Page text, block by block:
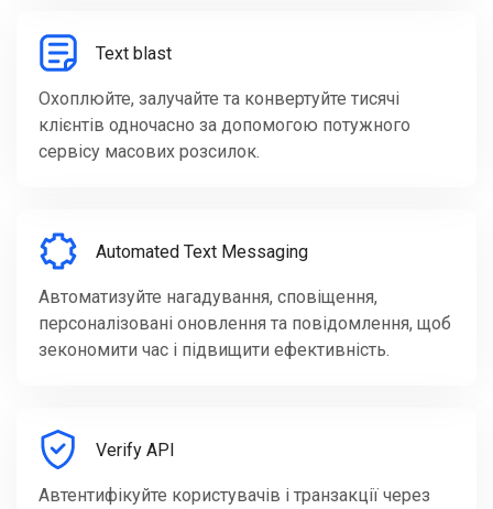
Text blast
Охоплюйте, залучайте та конвертуйте тисячі
клієнтів одночасно за допомогою потужного
сервісу масових розсилок.
Automated Text Messaging
Автоматизуйте нагадування, сповіщення,
персоналізовані оновлення та повідомлення, щоб
зекономити час і підвищити ефективність.
Verify API
Автентифікуйте користувачів і транзакції через